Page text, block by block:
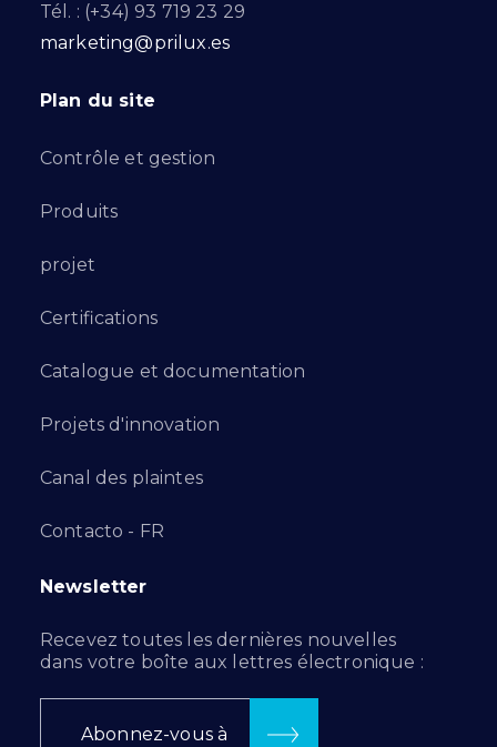
Tél. : (+34) 93 719 23 29
marketing@prilux.es
Plan du site
Contrôle et gestion
Produits
projet
Certifications
Catalogue et documentation
Projets d'innovation
Canal des plaintes
Contacto - FR
Newsletter
Recevez toutes les dernières nouvelles
dans votre boîte aux lettres électronique :
Abonnez-vous à